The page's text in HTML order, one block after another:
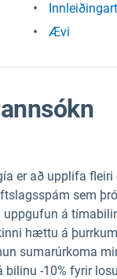
Ævi
er að upplifa
sem
uppgufun á
hættu á
sumarúrkoma
-10% fyrir